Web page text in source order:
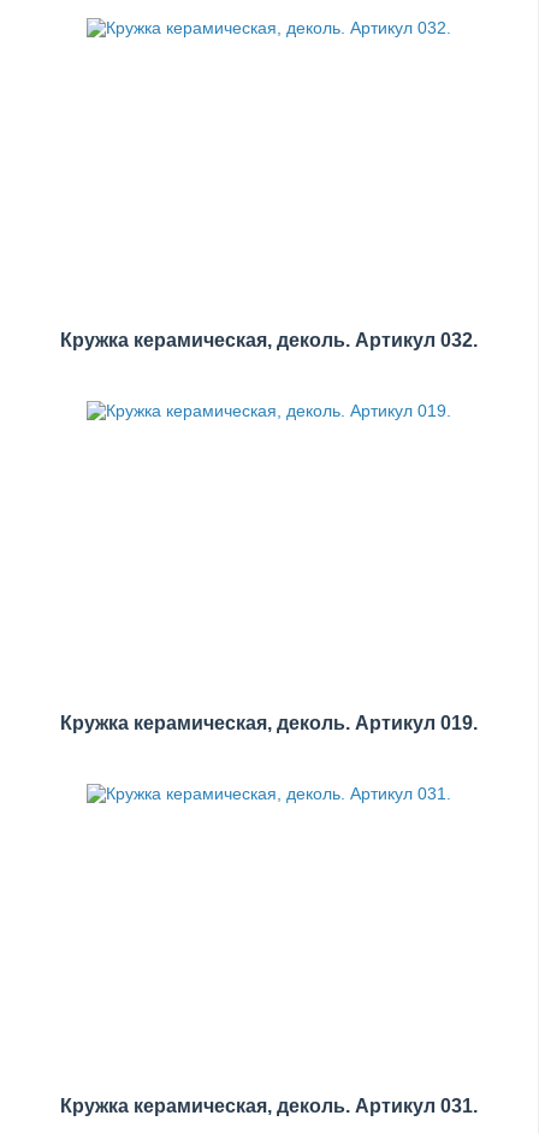
Кружка керамическая, деколь. Артикул 032.
Кружка керамическая, деколь. Артикул 019.
Кружка керамическая, деколь. Артикул 031.